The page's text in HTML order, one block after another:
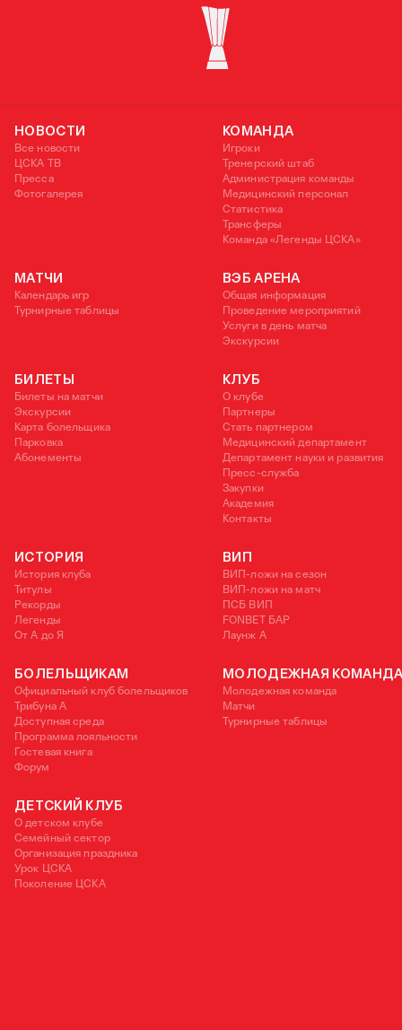
НОВОСТИ
Все новости
ЦСКА ТВ
Пресса
Фотогалерея
КОМАНДА
Игроки
Тренерский штаб
Администрация команды
Медицинский персонал
Статистика
Трансферы
Команда «Легенды ЦСКА»
МАТЧИ
Календарь игр
Турнирные таблицы
ВЭБ АРЕНА
Общая информация
Проведение мероприятий
Услуги в день матча
Экскурсии
БИЛЕТЫ
Билеты на матчи
Экскурсии
Карта болельщика
Парковка
Абонементы
КЛУБ
О клубе
Партнеры
Стать партнером
Медицинский департамент
Департамент науки и развития
Пресс-служба
Закупки
Академия
Контакты
ИСТОРИЯ
История клуба
Титулы
Рекорды
Легенды
От А до Я
ВИП
ВИП-ложи на сезон
ВИП-ложи на матч
ПСБ ВИП
FONBET БАР
Лаунж A
БОЛЕЛЬЩИКАМ
Официальный клуб болельщиков
Трибуна А
Доступная среда
Программа лояльности
Гостевая книга
Форум
МОЛОДЕЖНАЯ
Молодежная команда
Матчи
Турнирные таблицы
ДЕТСКИЙ КЛУБ
О детском клубе
Семейный сектор
Организация праздника
Урок ЦСКА
Поколение ЦСКА